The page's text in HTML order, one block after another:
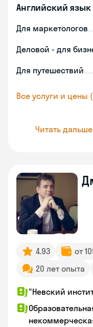
Английский язык
Для маркетологов
Деловой - для
Для путешествий
Все услуги и цены
Читать дальше
4.93
от
20 лет опыта
"Невский